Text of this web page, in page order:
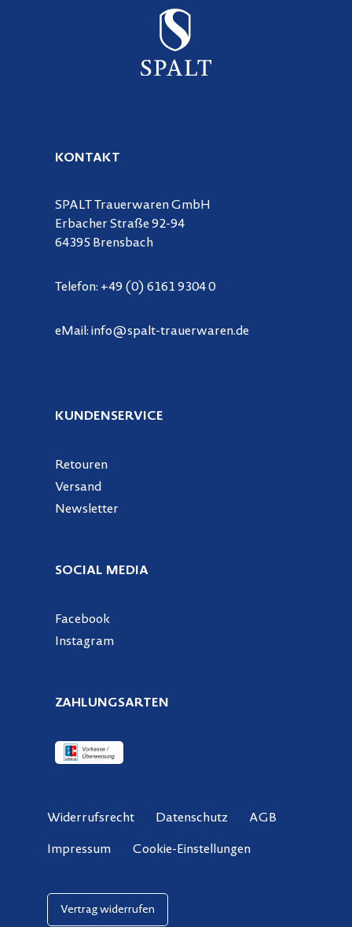
KONTAKT
SPALT Trauerwaren GmbH
Erbacher Straße 92-94
64395 Brensbach
Telefon: +49 (0) 6161 9304 0
eMail: info@spalt-trauerwaren.de
KUNDENSERVICE
Retouren
Versand
Newsletter
SOCIAL MEDIA
Facebook
Instagram
ZAHLUNGSARTEN
Widerrufsrecht Datenschutz AGB
Impressum Cookie-Einstellungen
Vertrag widerrufen